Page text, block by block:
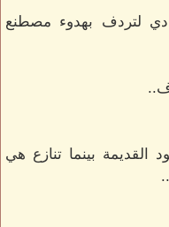
لتردف بهدوء مصطنع
القديمة بينما تنازع هي